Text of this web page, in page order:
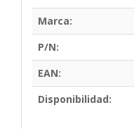
Marca:
P/N:
EAN:
Disponibilidad: